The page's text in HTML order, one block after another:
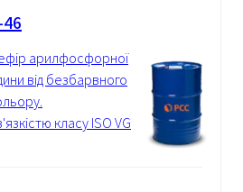
арилфосфорної
від безбарвного
класу ISO VG